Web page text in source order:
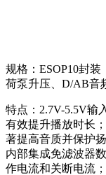
规格：ESOP10封
荷泵升压、D/AB音
特点：2.7V-5.5V输
有效提升播放时长
著提高音质并保护
内部集成免滤波器
作电流和关断电流